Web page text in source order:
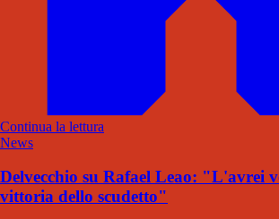
Continua la lettura
News
Delvecchio su Rafael Leao: "L'avrei
vittoria dello scudetto"